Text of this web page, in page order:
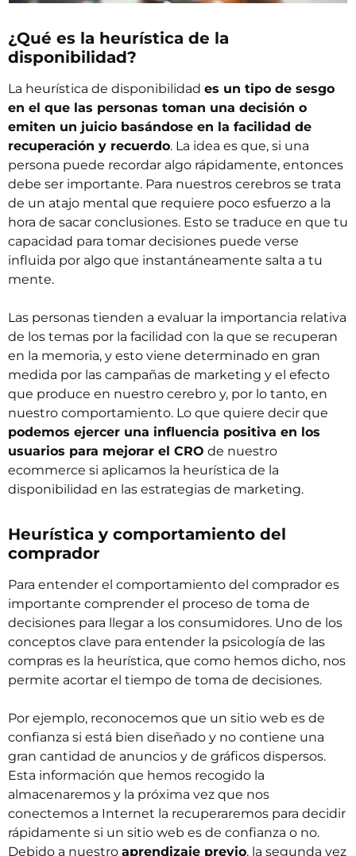
¿Qué es la heurística de la
disponibilidad?
La heurística de disponibilidad es un tipo de sesgo
en el que las personas toman una decisión o
emiten un juicio basándose en la facilidad de
recuperación y recuerdo. La idea es que, si una
persona puede recordar algo rápidamente, entonces
debe ser importante. Para nuestros cerebros se trata
de un atajo mental que requiere poco esfuerzo a la
hora de sacar conclusiones. Esto se traduce en que tu
capacidad para tomar decisiones puede verse
influida por algo que instantáneamente salta a tu
mente.
Las personas tienden a evaluar la importancia relativa
de los temas por la facilidad con la que se recuperan
en la memoria, y esto viene determinado en gran
medida por las campañas de marketing y el efecto
que produce en nuestro cerebro y, por lo tanto, en
nuestro comportamiento. Lo que quiere decir que
podemos ejercer una influencia positiva en los
usuarios para mejorar el CRO de nuestro
ecommerce si aplicamos la heurística de la
disponibilidad en las estrategias de marketing.
Heurística y comportamiento del
comprador
Para entender el comportamiento del comprador es
importante comprender el proceso de toma de
decisiones para llegar a los consumidores. Uno de los
conceptos clave para entender la psicología de las
compras es la heurística, que como hemos dicho, nos
permite acortar el tiempo de toma de decisiones.
Por ejemplo, reconocemos que un sitio web es de
confianza si está bien diseñado y no contiene una
gran cantidad de anuncios y de gráficos dispersos.
Esta información que hemos recogido la
almacenaremos y la próxima vez que nos
conectemos a Internet la recuperaremos para decidir
rápidamente si un sitio web es de confianza o no.
Debido a nuestro aprendizaje previo, la segunda vez